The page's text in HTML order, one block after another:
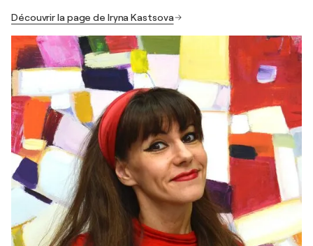
Découvrir la page de Iryna Kastsova